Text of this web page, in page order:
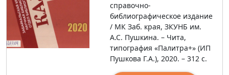
справочно-
библиографическое издание
/ МК Заб. края, ЗКУНБ им.
А.С. Пушкина. – Чита,
типография «Палитра+» (ИП
Пушкова Г.А.), 2020. – 312 с.